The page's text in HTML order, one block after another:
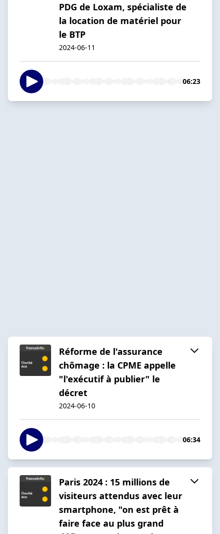
PDG de Loxam, spécialiste de
la location de matériel pour
le BTP
2024-06-11
06:23
Réforme de l'assurance
chômage : la CPME appelle
"l'exécutif à publier" le
décret
2024-06-10
06:34
Paris 2024 : 15 millions de
visiteurs attendus avec leur
smartphone, "on est prêt à
faire face au plus grand